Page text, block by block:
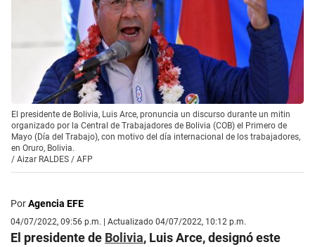
El presidente de Bolivia, Luis Arce, pronuncia un discurso durante un mitin
organizado por la Central de Trabajadores de Bolivia (COB) el Primero de
Mayo (Día del Trabajo), con motivo del día internacional de los trabajadores,
en Oruro, Bolivia.
/ Aizar RALDES / AFP
PorAgencia EFE
04/07/2022, 09:56 p.m. | Actualizado 04/07/2022, 10:12 p.m.
El presidente de Bolivia, Luis Arce, designó este